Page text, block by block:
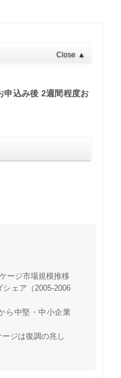
Close ▲
申込み後 2週間程度お
ージ市場規模推移
ェア（2005-2006
ら中堅・中小企業
ジは復調の兆し